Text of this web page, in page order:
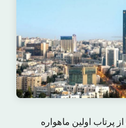
پرتاب اولین ماهواره